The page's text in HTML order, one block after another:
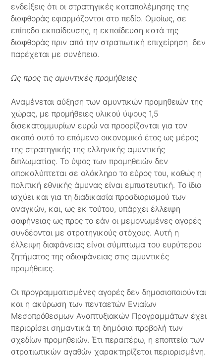
ενδείξεις ότι οι στρατηγικές καταπολέμησης της
διαφθοράς εφαρμόζονται στο πεδίο. Ομοίως, σε
επίπεδο εκπαίδευσης, η εκπαίδευση κατά της
διαφθοράς πριν από την στρατιωτική επιχείρηση δεν
παρέχεται με συνέπεια.
Ως προς τις αμυντικές προμήθειες
Αναμένεται αύξηση των αμυντικών προμηθειών της
χώρας, με προμήθειες υλικού ύψους 1,5
δισεκατομμυρίων ευρώ να προορίζονται για τον
σκοπό αυτό το επόμενο οικονομικό έτος ως μέρος
της στρατηγικής της ελληνικής αμυντικής
διπλωματίας. Το ύψος των προμηθειών δεν
αποκαλύπτεται σε ολόκληρο το εύρος του, καθώς η
πολιτική εθνικής άμυνας είναι εμπιστευτική. Το ίδιο
ισχύει και για τη διαδικασία προσδιορισμού των
αναγκών, και, ως εκ τούτου, υπάρχει έλλειψη
σαφήνειας ως προς το εάν οι μεμονωμένες αγορές
συνδέονται με στρατηγικούς στόχους. Αυτή η
έλλειψη διαφάνειας είναι σύμπτωμα του ευρύτερου
ζητήματος της αδιαφάνειας στις αμυντικές
προμήθειες.
Οι προγραμματισμένες αγορές δεν δημοσιοποιούνται
και η ακύρωση των πενταετών Ενιαίων
Μεσοπρόθεσμων Αναπτυξιακών Προγραμμάτων έχει
περιορίσει σημαντικά τη δημόσια προβολή των
σχεδίων προμηθειών. Έτι περαιτέρω, η εποπτεία των
στρατιωτικών αγαθών χαρακτηρίζεται περιορισμένη.